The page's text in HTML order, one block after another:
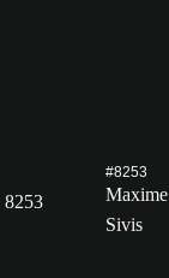
8253
#8253
Maxime
Sivis